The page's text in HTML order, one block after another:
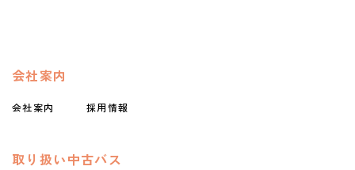
会社案内
会社案内 採用情報
取り扱い中古バス